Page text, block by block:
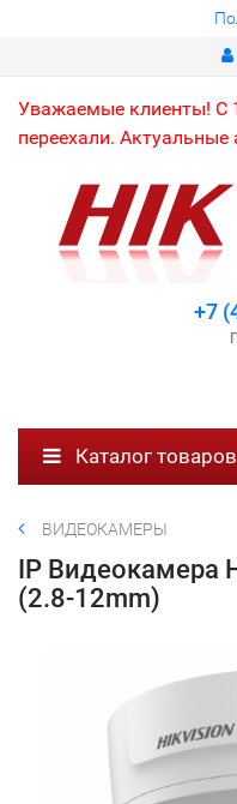
Уважаемые клиенты! С
переехали. Актуальные
+7
Каталог товаров
ВИДЕОКАМЕРЫ
IP Видеокамера
(2.8-12mm)